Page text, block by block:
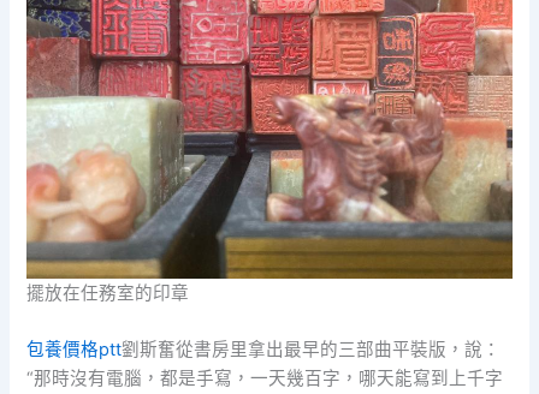
擺放在任務室的印章
包養價格ptt劉斯奮從書房里拿出最早的三部曲平裝版，說：
“那時沒有電腦，都是手寫，一天幾百字，哪天能寫到上千字